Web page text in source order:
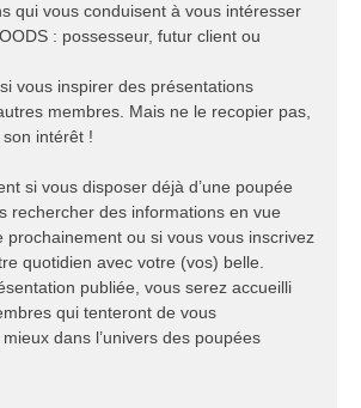
qui vous conduisent à vous intéresser
: possesseur, futur client ou
vous inspirer des présentations
membres. Mais ne le recopier pas,
intérêt !
si vous disposer déjà d’une poupée
rechercher des informations en vue
prochainement ou si vous vous inscrivez
quotidien avec votre (vos) belle.
publiée, vous serez accueilli
qui tenteront de vous
dans l’univers des poupées